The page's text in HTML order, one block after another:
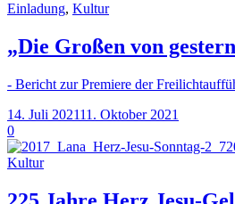
Einladung, Kultur
„Die Großen von
- Bericht zur Premiere der
14. Juli 202111. Oktober 2021
0
Kultur